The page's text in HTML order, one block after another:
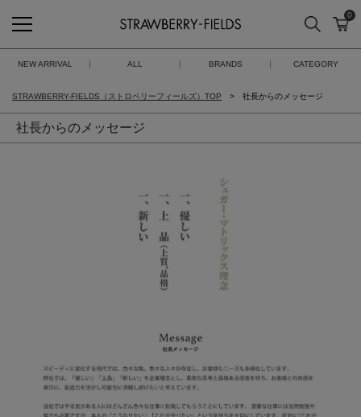
STRAWBERRY-FIELDS
検索 カ
0
NEW ARRIVAL ALL BRANDS CATEGORY
STRAWBERRY-FIELDS（ストロベリーフィールズ）TOP 社長からのメッセージ
社長からのメッセージ